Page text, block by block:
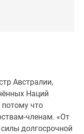
Австралии,
Наций
что
членам. «От
долгосрочной